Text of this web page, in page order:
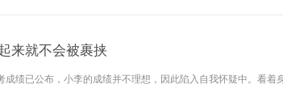
来就不会被裹挟
绩已公布，小李的成绩并不理想，因此陷入自我怀疑中。看着